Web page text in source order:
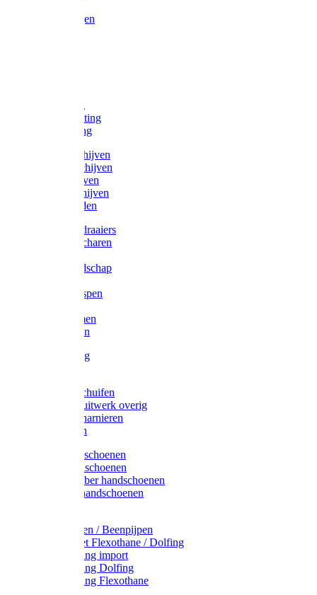
Aanlegringen
Voetketting
Scheepsketting
Victorketting
Afbraamschijven
Doorslijpschijven
Lamelschijven
Diamantschijven
Laselektroden
Schroevendraaiers
Tangen / Scharen
Meetgereedschap
Vijlen / Raspen
Lijmklemmen
Waterpassen
Bouwbeslag
Grendels/schuifen
Hang en sluitwerk overig
Hengen/scharnieren
Scharnieren
Latex handschoenen
Leren handschoenen
PVC / Rubber handschoenen
Katoenen handschoenen
Plukmouwen / Beenpijpen
Reparatieset Flexothane / Dolfing
Regenkleding import
Regenkleding Dolfing
Regenkleding Flexothane